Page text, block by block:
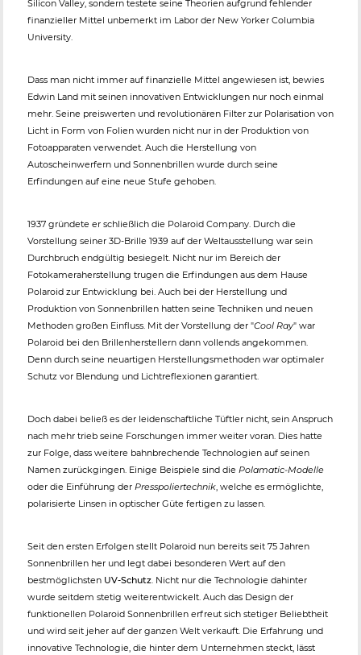
Silicon Valley, sondern testete seine Theorien aufgrund fehlender
finanzieller Mittel unbemerkt im Labor der New Yorker Columbia
University.
Dass man nicht immer auf finanzielle Mittel angewiesen ist, bewies
Edwin Land mit seinen innovativen Entwicklungen nur noch einmal
mehr. Seine preiswerten und revolutionären Filter zur Polarisation von
Licht in Form von Folien wurden nicht nur in der Produktion von
Fotoapparaten verwendet. Auch die Herstellung von
Autoscheinwerfern und Sonnenbrillen wurde durch seine
Erfindungen auf eine neue Stufe gehoben.
1937 gründete er schließlich die Polaroid Company. Durch die
Vorstellung seiner 3D-Brille 1939 auf der Weltausstellung war sein
Durchbruch endgültig besiegelt. Nicht nur im Bereich der
Fotokameraherstellung trugen die Erfindungen aus dem Hause
Polaroid zur Entwicklung bei. Auch bei der Herstellung und
Produktion von Sonnenbrillen hatten seine Techniken und neuen
Methoden großen Einfluss. Mit der Vorstellung der "Cool Ray" war
Polaroid bei den Brillenherstellern dann vollends angekommen.
Denn durch seine neuartigen Herstellungsmethoden war optimaler
Schutz vor Blendung und Lichtreflexionen garantiert.
Doch dabei beließ es der leidenschaftliche Tüftler nicht, sein Anspruch
nach mehr trieb seine Forschungen immer weiter voran. Dies hatte
zur Folge, dass weitere bahnbrechende Technologien auf seinen
Namen zurückgingen. Einige Beispiele sind die Polamatic-Modelle
oder die Einführung der Presspoliertechnik, welche es ermöglichte,
polarisierte Linsen in optischer Güte fertigen zu lassen.
Seit den ersten Erfolgen stellt Polaroid nun bereits seit 75 Jahren
Sonnenbrillen her und legt dabei besonderen Wert auf den
bestmöglichsten UV-Schutz. Nicht nur die Technologie dahinter
wurde seitdem stetig weiterentwickelt. Auch das Design der
funktionellen Polaroid Sonnenbrillen erfreut sich stetiger Beliebtheit
und wird seit jeher auf der ganzen Welt verkauft. Die Erfahrung und
innovative Technologie, die hinter dem Unternehmen steckt, lässt